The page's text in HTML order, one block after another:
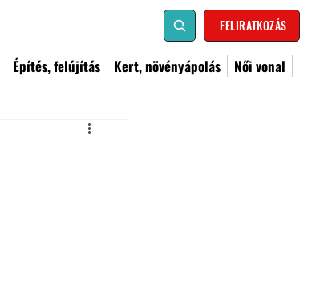
FELIRATKOZÁS
Építés, felújítás Kert, növényápolás
Női vonal